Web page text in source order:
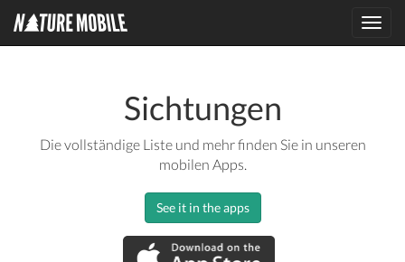
Sichtungen
Die vollständige Liste und mehr finden Sie in unseren
mobilen Apps.
See it in the apps